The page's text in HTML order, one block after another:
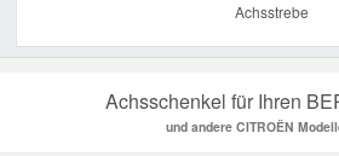
Achsstrebe
Achsschenkel für Ihren
und andere CITROËN